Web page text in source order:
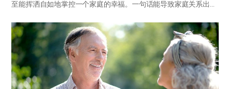
至能挥洒自如地掌控一个家庭的幸福。一句话能导致家庭关系出现
就能猜到那个家庭到底有多团结和和睦。“怎么做什么都这副德
行？”、…